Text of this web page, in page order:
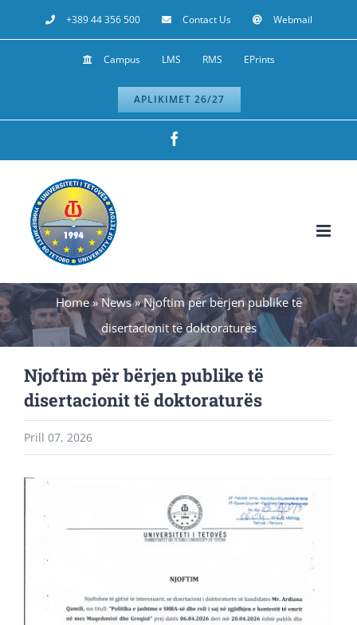
to
+389 44 356 500 Contact Us Webmail
Campus LMS RMS EPrints
APLIKIMET 26/27
Home»News»Njoftim për bërjen publike të
disertacionit të doktoraturës
Njoftim për bërjen publike të
disertacionit të doktoraturës
Prill 07, 2026